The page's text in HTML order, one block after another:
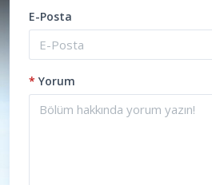
E-Posta
* Yorum